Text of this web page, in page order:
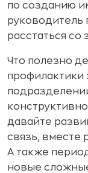
по созданию
руководитель
расстаться со
Что полезно
профилактики
давайте
связь, вместе
А также
новые